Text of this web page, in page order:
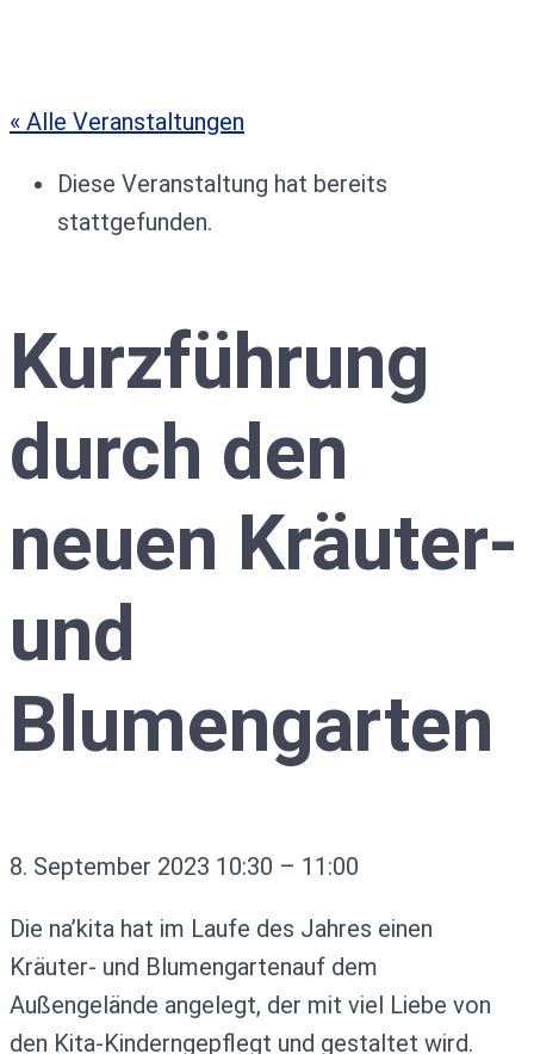
« Alle Veranstaltungen
Diese Veranstaltung hat bereits
stattgefunden.
Kurzführung
durch den
neuen Kräuter-
und
Blumengarten
8. September 2023 10:30 – 11:00
Die na’kita hat im Laufe des Jahres einen
Kräuter- und Blumengartenauf dem
Außengelände angelegt, der mit viel Liebe von
den Kita-Kinderngepflegt und gestaltet wird.